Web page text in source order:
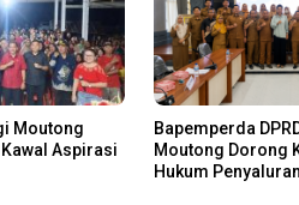
Moutong
Kawal Aspirasi
Bapemperda
Moutong Dorong
Hukum